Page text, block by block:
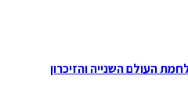
העולם השנייה והזיכרון